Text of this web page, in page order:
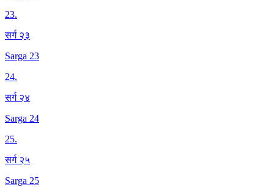
23.
सर्ग २३
Sarga 23
24.
सर्ग २४
Sarga 24
25.
सर्ग २५
Sarga 25